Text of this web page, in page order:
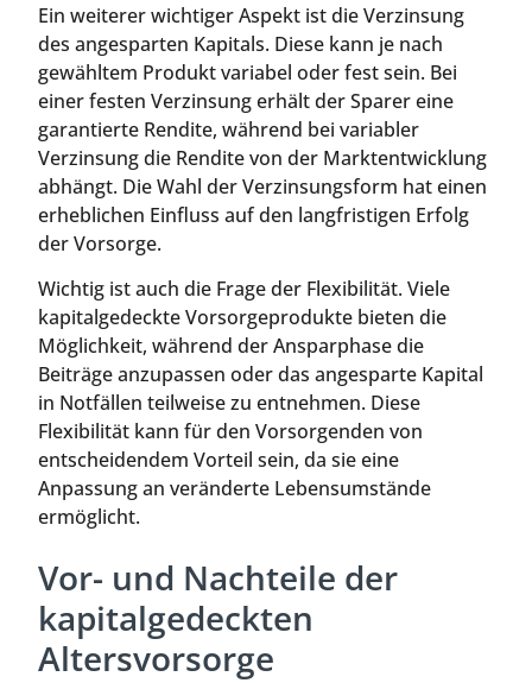
Ein weiterer wichtiger Aspekt ist die Verzinsung
des angesparten Kapitals. Diese kann je nach
gewähltem Produkt variabel oder fest sein. Bei
einer festen Verzinsung erhält der Sparer eine
garantierte Rendite, während bei variabler
Verzinsung die Rendite von der Marktentwicklung
abhängt. Die Wahl der Verzinsungsform hat einen
erheblichen Einfluss auf den langfristigen Erfolg
der Vorsorge.
Wichtig ist auch die Frage der Flexibilität. Viele
kapitalgedeckte Vorsorgeprodukte bieten die
Möglichkeit, während der Ansparphase die
Beiträge anzupassen oder das angesparte Kapital
in Notfällen teilweise zu entnehmen. Diese
Flexibilität kann für den Vorsorgenden von
entscheidendem Vorteil sein, da sie eine
Anpassung an veränderte Lebensumstände
ermöglicht.
Vor- und Nachteile der
kapitalgedeckten
Altersvorsorge